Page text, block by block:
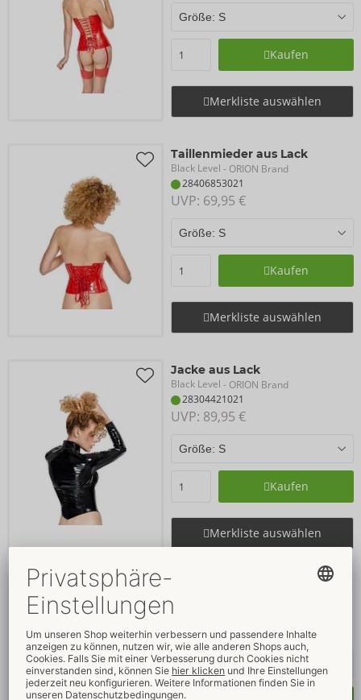
Kaufen
Merkliste auswählen
Taillenmieder aus Lack
Black Level - ORION Brand
28406853021
UVP: 69,95 €
Kaufen
Merkliste auswählen
Jacke aus Lack
Black Level - ORION Brand
28304421021
UVP: 89,95 €
Kaufen
Merkliste auswählen
Black Level
UVP: 59,95 €